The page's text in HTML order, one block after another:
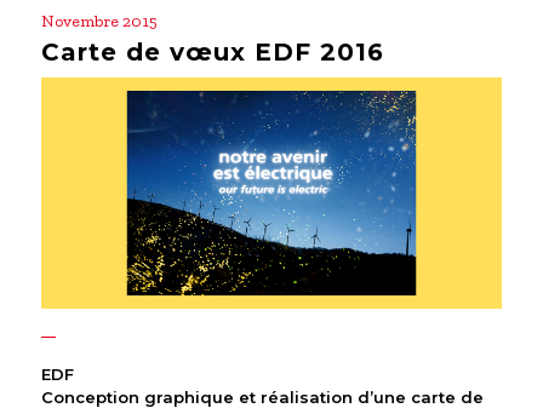
Novembre 2015
Carte de vœux EDF 2016
EDF
Conception graphique et réalisation d’une carte de